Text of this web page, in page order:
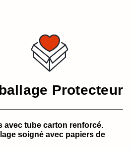
Protecteur
avec tube carton renforcé.
soigné avec papiers de